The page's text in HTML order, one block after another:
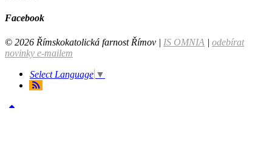
Facebook
© 2026 Římskokatolická farnost Římov | IS OMNIA | odebírat
novinky e-mailem
Select Language ▼